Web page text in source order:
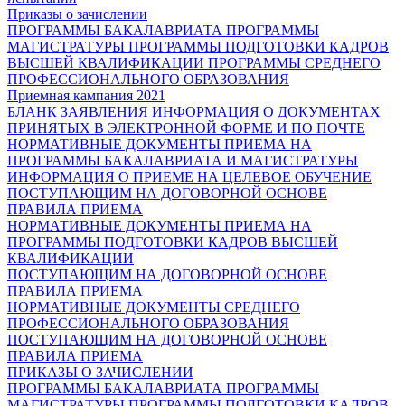
Приказы о зачислении
ПРОГРАММЫ БАКАЛАВРИАТА ПРОГРАММЫ
МАГИСТРАТУРЫ ПРОГРАММЫ ПОДГОТОВКИ КАДРОВ
ВЫСШЕЙ КВАЛИФИКАЦИИ ПРОГРАММЫ СРЕДНЕГО
ПРОФЕССИОНАЛЬНОГО ОБРАЗОВАНИЯ
Приемная кампания 2021
БЛАНК ЗАЯВЛЕНИЯ ИНФОРМАЦИЯ О ДОКУМЕНТАХ
ПРИНЯТЫХ В ЭЛЕКТРОННОЙ ФОРМЕ И ПО ПОЧТЕ
НОРМАТИВНЫЕ ДОКУМЕНТЫ ПРИЕМА НА
ПРОГРАММЫ БАКАЛАВРИАТА И МАГИСТРАТУРЫ
ИНФОРМАЦИЯ О ПРИЕМЕ НА ЦЕЛЕВОЕ ОБУЧЕНИЕ
ПОСТУПАЮЩИМ НА ДОГОВОРНОЙ ОСНОВЕ
ПРАВИЛА ПРИЕМА
НОРМАТИВНЫЕ ДОКУМЕНТЫ ПРИЕМА НА
ПРОГРАММЫ ПОДГОТОВКИ КАДРОВ ВЫСШЕЙ
КВАЛИФИКАЦИИ
ПОСТУПАЮЩИМ НА ДОГОВОРНОЙ ОСНОВЕ
ПРАВИЛА ПРИЕМА
НОРМАТИВНЫЕ ДОКУМЕНТЫ СРЕДНЕГО
ПРОФЕССИОНАЛЬНОГО ОБРАЗОВАНИЯ
ПОСТУПАЮЩИМ НА ДОГОВОРНОЙ ОСНОВЕ
ПРАВИЛА ПРИЕМА
ПРИКАЗЫ О ЗАЧИСЛЕНИИ
ПРОГРАММЫ БАКАЛАВРИАТА ПРОГРАММЫ